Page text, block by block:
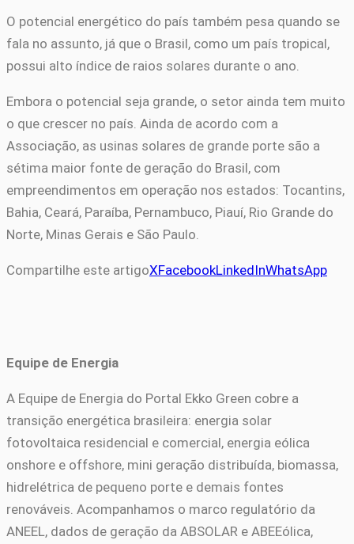
O potencial energético do país também pesa quando se
fala no assunto, já que o Brasil, como um país tropical,
possui alto índice de raios solares durante o ano.
Embora o potencial seja grande, o setor ainda tem muito
o que crescer no país. Ainda de acordo com a
Associação, as usinas solares de grande porte são a
sétima maior fonte de geração do Brasil, com
empreendimentos em operação nos estados: Tocantins,
Bahia, Ceará, Paraíba, Pernambuco, Piauí, Rio Grande do
Norte, Minas Gerais e São Paulo.
Compartilhe este artigoXFacebookLinkedInWhatsApp
Equipe de Energia
A Equipe de Energia do Portal Ekko Green cobre a
transição energética brasileira: energia solar
fotovoltaica residencial e comercial, energia eólica
onshore e offshore, mini geração distribuída, biomassa,
hidrelétrica de pequeno porte e demais fontes
renováveis. Acompanhamos o marco regulatório da
ANEEL, dados de geração da ABSOLAR e ABEEólica,